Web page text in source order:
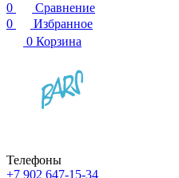
0
Сравнение
0
Избранное
0 Корзина
Телефоны
+7 902 647-15-34